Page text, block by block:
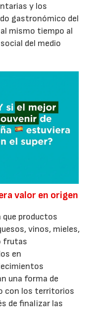
y los
gastronómico del
mismo tiempo al
del medio
valor en origen
que productos
vinos, mieles,
frutas
en
una forma de
con los territorios
de finalizar las